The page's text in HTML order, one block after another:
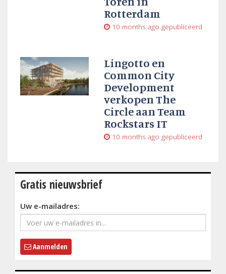
Rotterdam
10 months ago gepubliceerd
Lingotto en
Common City
Development
verkopen The
Circle aan Team
Rockstars IT
10 months ago gepubliceerd
Gratis nieuwsbrief
Uw e-mailadres:
Aanmelden